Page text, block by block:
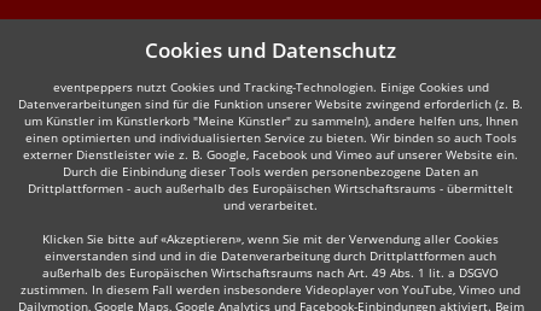
Cookies und Datenschutz
eventpeppers nutzt Cookies und Tracking-Technologien. Einige Cookies und
Datenverarbeitungen sind für die Funktion unserer Website zwingend erforderlich (z. B.
um Künstler im Künstlerkorb "Meine Künstler" zu sammeln), andere helfen uns, Ihnen
einen optimierten und individualisierten Service zu bieten. Wir binden so auch Tools
externer Dienstleister wie z. B. Google, Facebook und Vimeo auf unserer Website ein.
Durch die Einbindung dieser Tools werden personenbezogene Daten an
Drittplattformen - auch außerhalb des Europäischen Wirtschaftsraums - übermittelt
und verarbeitet.
Klicken Sie bitte auf «Akzeptieren», wenn Sie mit der Verwendung aller Cookies
einverstanden sind und in die Datenverarbeitung durch Drittplattformen auch
außerhalb des Europäischen Wirtschaftsraums nach Art. 49 Abs. 1 lit. a DSGVO
zustimmen. In diesem Fall werden insbesondere Videoplayer von YouTube, Vimeo und
Dailymotion, Google Maps, Google Analytics und Facebook-Einbindungen aktiviert. Beim